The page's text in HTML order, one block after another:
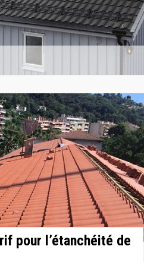
pour l’étanchéité de